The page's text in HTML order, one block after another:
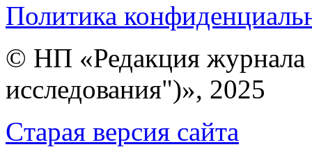
Политика
© НП «Редакция
исследования")», 2025
Cтарая версия сайта